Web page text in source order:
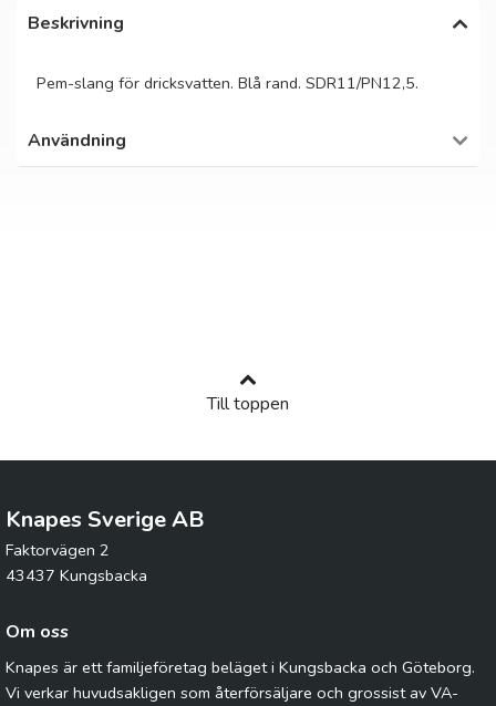
Beskrivning
Pem-slang för dricksvatten. Blå rand. SDR11/PN12,5.
Användning
Till toppen
Knapes Sverige AB
Faktorvägen 2
43437 Kungsbacka
Om oss
Knapes är ett familjeföretag beläget i Kungsbacka och Göteborg.
Vi verkar huvudsakligen som återförsäljare och grossist av VA-